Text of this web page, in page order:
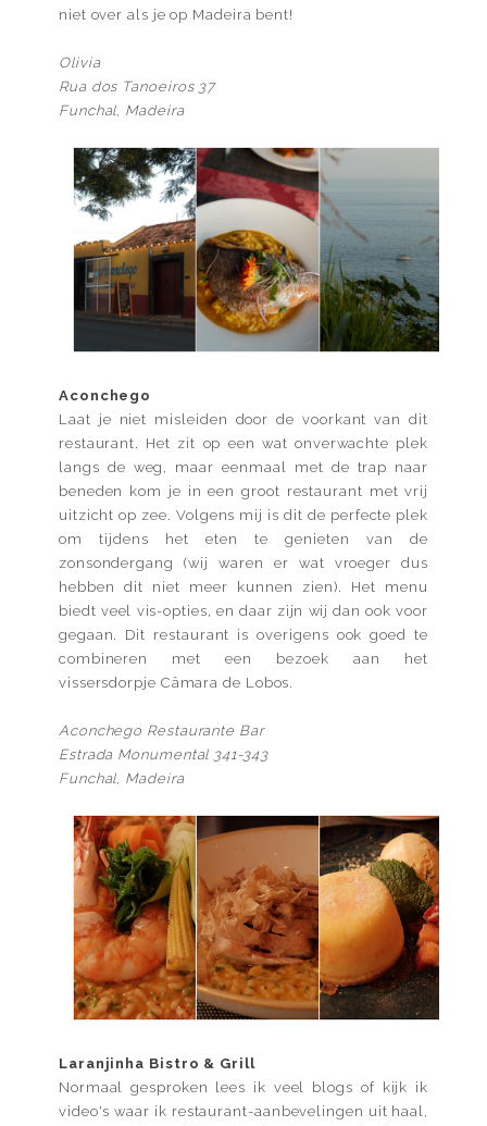
niet over als je op Madeira bent!
Olivia
Rua dos Tanoeiros 37
Funchal, Madeira
Aconchego
Laat je niet misleiden door de voorkant van dit
restaurant. Het zit op een wat onverwachte plek
langs de weg, maar eenmaal met de trap naar
beneden kom je in een groot restaurant met vrij
uitzicht op zee. Volgens mij is dit de perfecte plek
om tijdens het eten te genieten van de
zonsondergang (wij waren er wat vroeger dus
hebben dit niet meer kunnen zien). Het menu
biedt veel vis-opties, en daar zijn wij dan ook voor
gegaan. Dit restaurant is overigens ook goed te
combineren met een bezoek aan het
vissersdorpje Câmara de Lobos.
Aconchego Restaurante Bar
Estrada Monumental 341-343
Funchal, Madeira
Laranjinha Bistro & Grill
Normaal gesproken lees ik veel blogs of kijk ik
video's waar ik restaurant-aanbevelingen uit haal,